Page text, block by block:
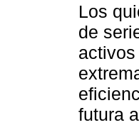
Los
de
futura